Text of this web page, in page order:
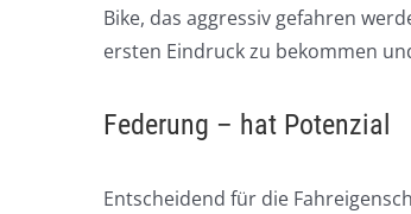
Bike, das aggressiv gefahren
ersten Eindruck zu bekommen
Federung – hat Potenzial
Entscheidend für die